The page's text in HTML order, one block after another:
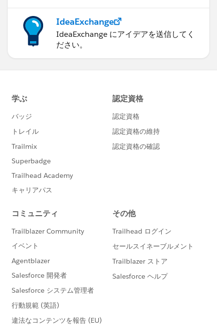
IdeaExchange
IdeaExchange にアイデアを送信してく
ださい。